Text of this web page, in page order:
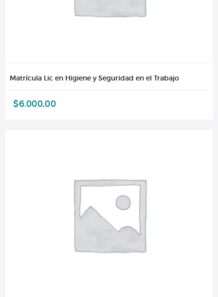
Matrícula Lic en Higiene y Seguridad en el Trabajo
$6.000,00